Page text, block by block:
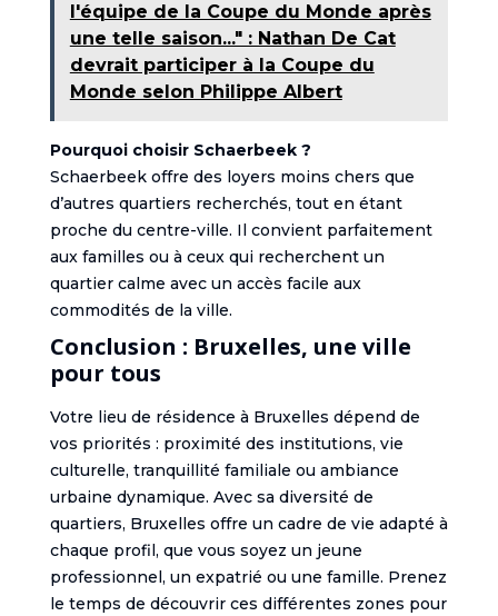
l'équipe de la Coupe du Monde après
une telle saison..." : Nathan De Cat
devrait participer à la Coupe du
Monde selon Philippe Albert
Pourquoi choisir Schaerbeek ?
Schaerbeek offre des loyers moins chers que
d’autres quartiers recherchés, tout en étant
proche du centre-ville. Il convient parfaitement
aux familles ou à ceux qui recherchent un
quartier calme avec un accès facile aux
commodités de la ville.
Conclusion : Bruxelles, une ville
pour tous
Votre lieu de résidence à Bruxelles dépend de
vos priorités : proximité des institutions, vie
culturelle, tranquillité familiale ou ambiance
urbaine dynamique. Avec sa diversité de
quartiers, Bruxelles offre un cadre de vie adapté à
chaque profil, que vous soyez un jeune
professionnel, un expatrié ou une famille. Prenez
le temps de découvrir ces différentes zones pour